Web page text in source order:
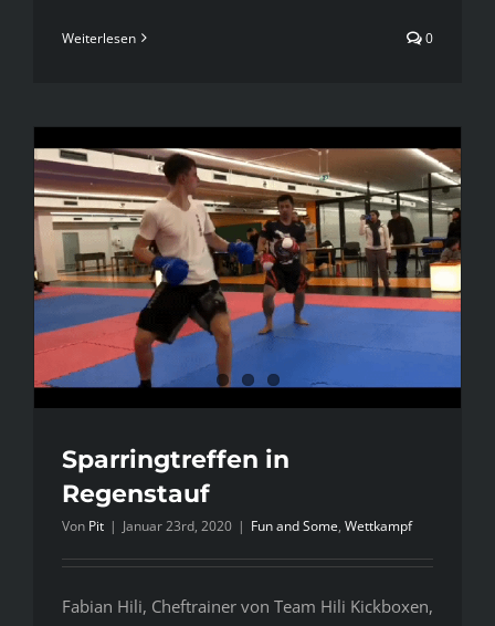
Weiterlesen 0
Sparringtreffen in
Regenstauf
Von Pit | Januar 23rd, 2020 | Fun and Some, Wettkampf
Fabian Hili, Cheftrainer von Team Hili Kickboxen,